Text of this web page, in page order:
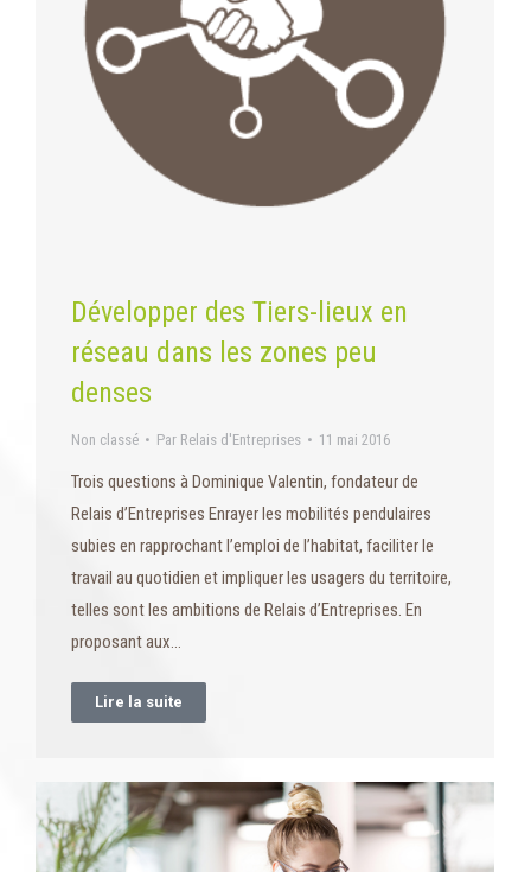
Développer des Tiers-lieux en
réseau dans les zones peu
denses
Non classé Par Relais d'Entreprises 11 mai 2016
Trois questions à Dominique Valentin, fondateur de
Relais d’Entreprises Enrayer les mobilités pendulaires
subies en rapprochant l’emploi de l’habitat, faciliter le
travail au quotidien et impliquer les usagers du territoire,
telles sont les ambitions de Relais d’Entreprises. En
proposant aux…
Lire la suite